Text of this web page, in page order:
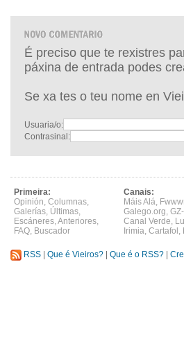
É preciso que te rexistres
páxina de entrada podes
Se xa tes o teu nome en
Usuaria/o:
Contrasinal:
Primeira:
Opinión, Columnas,
Galerías, Últimas,
Escáneres,Anteriores,
FAQ, Buscador
Canais:
Máis Alá,
Galego.org,
Canal Verde,
Irimia, Cartafol ,
RSS Que é Vieiros? Que é o RSS?